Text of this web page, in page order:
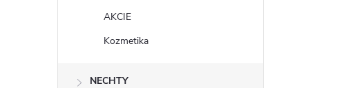
AKCIE
Kozmetika
NECHTY